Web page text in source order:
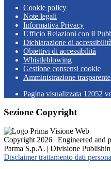
Cookie policy
Note legali
Informativa Privacy
Ufficio Relazioni con il
Dichiarazione di accessibilità
Obiettivi di accessibilità
Whistleblowing
Gestione consensi cookie
Amministrazione trasparente
Pagina visualizzata 12052
Sezione Copyright
Copyright 2026 | Engineered and
Parma S.p.A. | Divisione
Disclaimer trattamento dati